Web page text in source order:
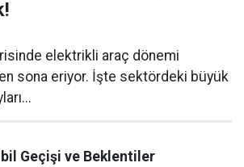
elektrikli araç dönemi
sona eriyor. İşte sektördeki büyük
Geçişi ve Beklentiler